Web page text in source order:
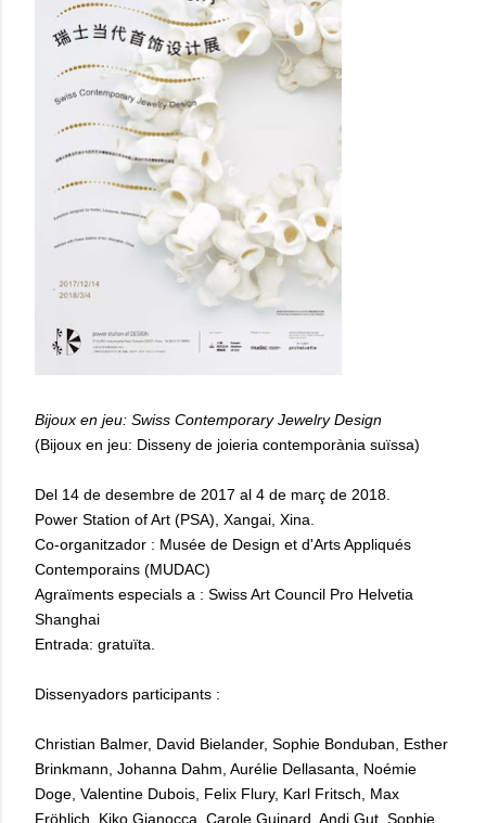
Bijoux en jeu: Swiss Contemporary Jewelry Design
(Bijoux en jeu: Disseny de joieria contemporània suïssa)
Del 14 de desembre de 2017 al 4 de març de 2018.
Power Station of Art (PSA), Xangai, Xina.
Co-organitzador : Musée de Design et d'Arts Appliqués
Contemporains (MUDAC)
Agraïments especials a : Swiss Art Council Pro Helvetia
Shanghai
Entrada: gratuïta.
Dissenyadors participants :
Christian Balmer, David Bielander, Sophie Bonduban, Esther
Brinkmann, Johanna Dahm, Aurélie Dellasanta, Noémie
Doge, Valentine Dubois, Felix Flury, Karl Fritsch, Max
Fröhlich, Kiko Gianocca, Carole Guinard, Andi Gut, Sophie